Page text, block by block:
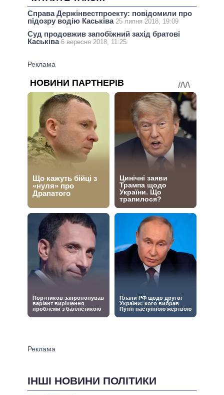
Справа Держінвестпроекту: повідомили про
підозру водію Каськіва 25 липня 2018, 19:09
Суд продовжив запобіжний захід братові
Каськіва 6 вересня 2018, 11:25
ІНШІ НОВИНИ ПОЛІТИКИ